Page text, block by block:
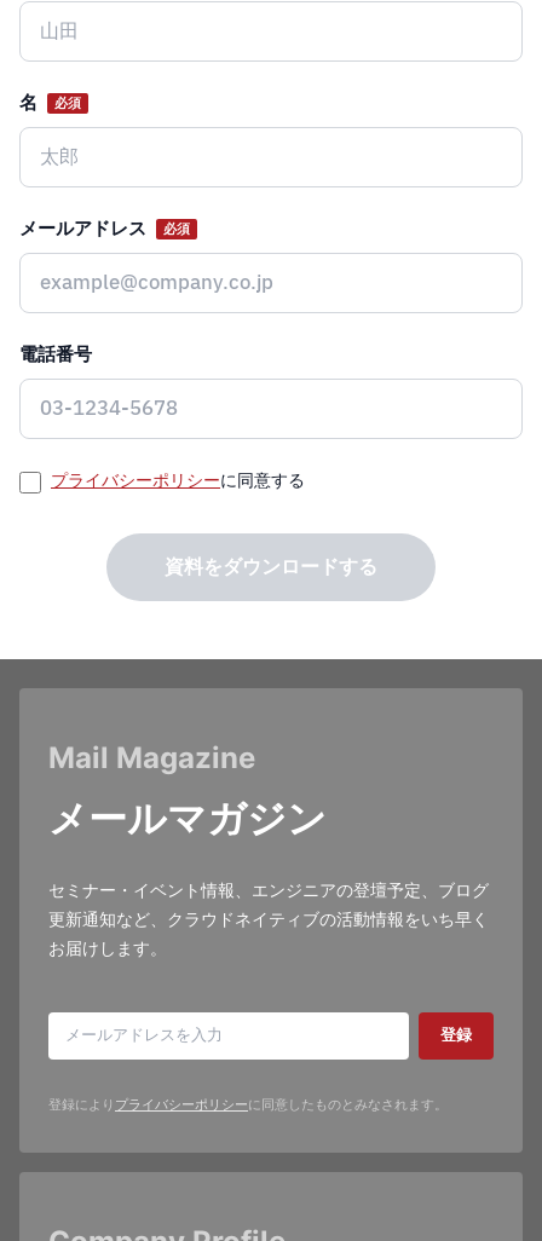
名 必須
メールアドレス 必須
電話番号
プライバシーポリシーに同意する
資料をダウンロードする
Mail Magazine
メールマガジン
セミナー・イベント情報、エンジニアの登壇予定、ブログ
更新通知など、クラウドネイティブの活動情報をいち早く
お届けします。
登録
登録により プライバシーポリシーに同意したものとみなされます。